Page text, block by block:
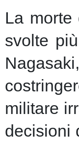
La morte
svolte
militare
decisioni